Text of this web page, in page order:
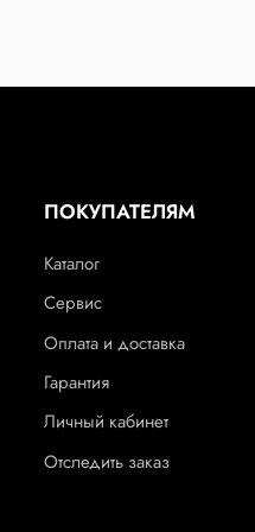
ПОКУПАТЕЛЯМ
Каталог
Сервис
Оплата и доставка
Гарантия
Личный кабинет
Отследить заказ